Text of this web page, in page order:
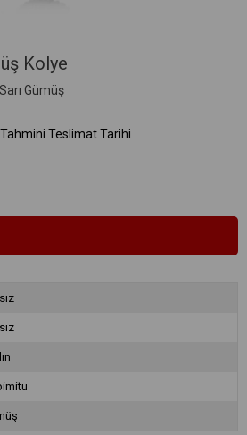
Kolye
Gümüş
Teslimat Tarihi